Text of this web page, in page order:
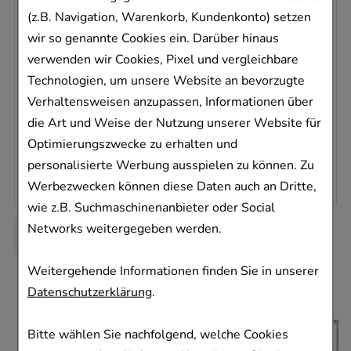
(z.B. Navigation, Warenkorb, Kundenkonto) setzen
wir so genannte Cookies ein. Darüber hinaus
verwenden wir Cookies, Pixel und vergleichbare
Technologien, um unsere Website an bevorzugte
Verhaltensweisen anzupassen, Informationen über
die Art und Weise der Nutzung unserer Website für
Optimierungszwecke zu erhalten und
personalisierte Werbung ausspielen zu können. Zu
Werbezwecken können diese Daten auch an Dritte,
wie z.B. Suchmaschinenanbieter oder Social
Networks weitergegeben werden.
Weitergehende Informationen finden Sie in unserer
Datenschutzerklärung.
Bitte wählen Sie nachfolgend, welche Cookies
AZAFALK 50 mg Filmtabletten
Dr. Falk Pharma GmbH
100St
Filmtabletten
00564837
Sofort lieferbar
41,45 €¹
0,42 €pro 1 Stk